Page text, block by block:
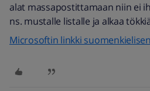
alat massapostittamaan niin ei
ns. mustalle listalle ja alkaa
Microsoftin linkki